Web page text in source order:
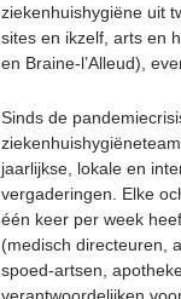
ziekenhuishygiëne uit
sites en ikzelf, arts en
en Braine-l’Alleud),
Sinds de
jaarlijkse, lokale en
vergaderingen. Elke
één keer per week
(medisch directeuren,
spoed-artsen,